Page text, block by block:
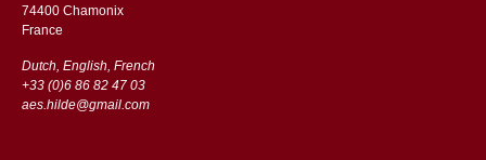
74400 Chamonix
France
Dutch, English, French
+33 (0)6 86 82 47 03
aes.hilde@gmail.com